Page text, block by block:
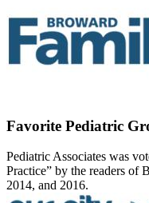
Favorite Pediatric
Pediatric Associates was
Practice” by the readers of
2014, and 2016.